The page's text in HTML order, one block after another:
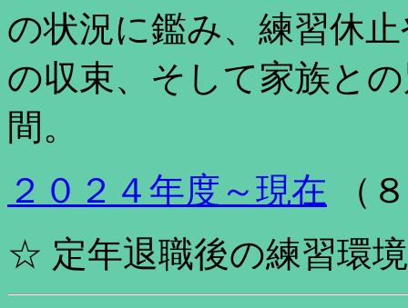
の状況に鑑み、練習休
の収束、そして家族と
間。
２０２４年度～現在 （
☆ 定年退職後の練習環